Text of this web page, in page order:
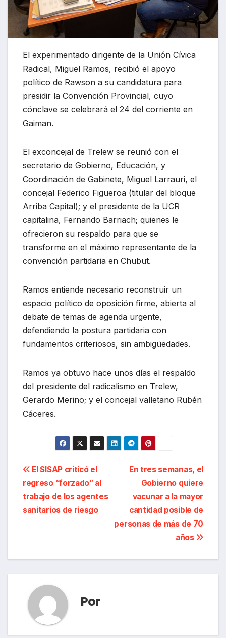
El experimentado dirigente de la Unión Cívica
Radical, Miguel Ramos, recibió el apoyo
político de Rawson a su candidatura para
presidir la Convención Provincial, cuyo
cónclave se celebrará el 24 del corriente en
Gaiman.
El exconcejal de Trelew se reunió con el
secretario de Gobierno, Educación, y
Coordinación de Gabinete, Miguel Larrauri, el
concejal Federico Figueroa (titular del bloque
Arriba Capital); y el presidente de la UCR
capitalina, Fernando Barriach; quienes le
ofrecieron su respaldo para que se
transforme en el máximo representante de la
convención partidaria en Chubut.
Ramos entiende necesario reconstruir un
espacio político de oposición firme, abierta al
debate de temas de agenda urgente,
defendiendo la postura partidaria con
fundamentos criteriosos, sin ambigüedades.
Ramos ya obtuvo hace unos días el respaldo
del presidente del radicalismo en Trelew,
Gerardo Merino; y el concejal valletano Rubén
Cáceres.
Navegación
de
entradas
En tres semanas, el
Gobierno quiere
vacunar a la mayor
cantidad posible de
personas de más de 70
años
El SISAP criticó el
regreso “forzado” al
trabajo de los agentes
sanitarios de riesgo
Por